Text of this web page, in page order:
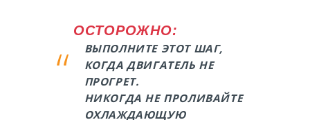
ОСТОРОЖНО:
ВЫПОЛНИТЕ ЭТОТ ШАГ,
КОГДА ДВИГАТЕЛЬ НЕ
ПРОГРЕТ.
НИКОГДА НЕ ПРОЛИВАЙТЕ
ОХЛАЖДАЮЩУЮ